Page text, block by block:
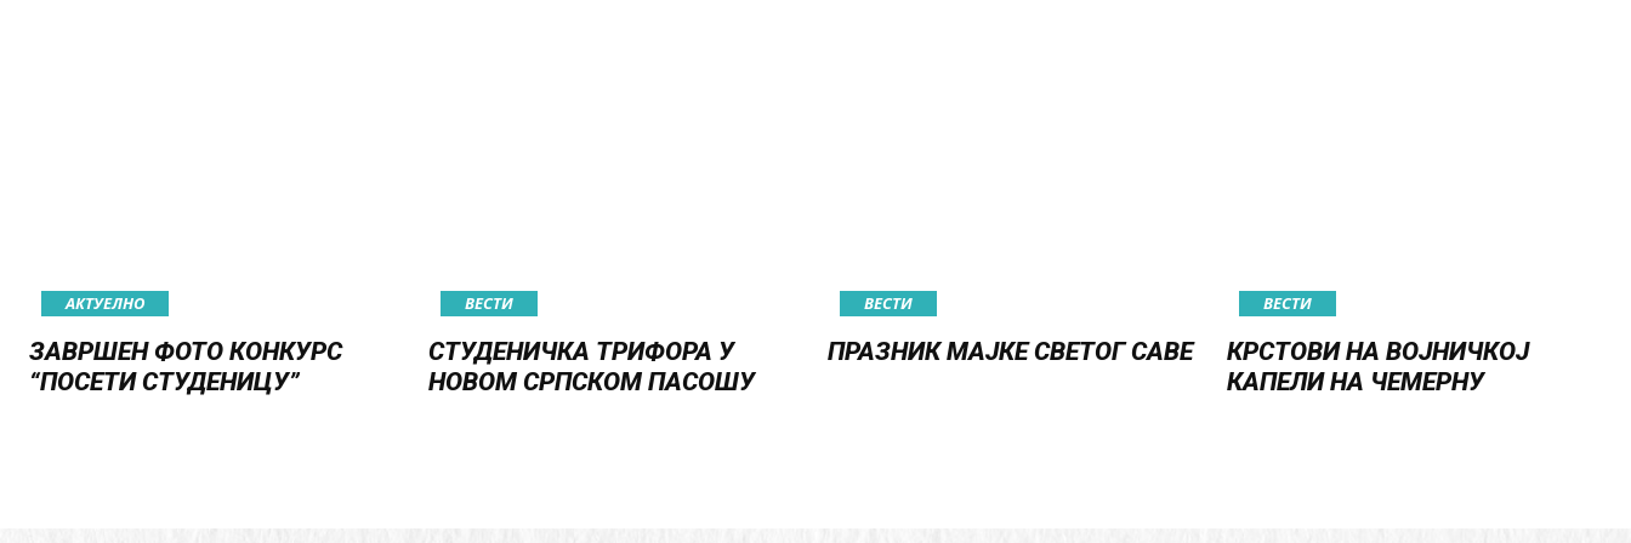
АКТУЕЛНО
ЗАВРШЕН ФОТО КОНКУРС
“ПОСЕТИ СТУДЕНИЦУ”
ВЕСТИ
СТУДЕНИЧКА ТРИФОРА У
НОВОМ СРПСКОМ ПАСОШУ
ВЕСТИ
ПРАЗНИК МАЈКЕ СВЕТОГ САВЕ
ВЕСТИ
КРСТОВИ НА ВОЈНИЧКОЈ
КАПЕЛИ НА ЧЕМЕРНУ